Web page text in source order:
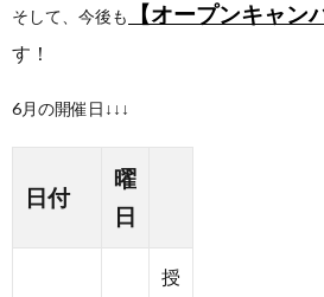
そして、今後も 【オープンキャン
す！
6月の開催日↓↓↓
日付
曜
日
授